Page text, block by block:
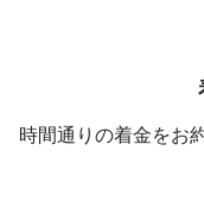
時間通りの着金をお